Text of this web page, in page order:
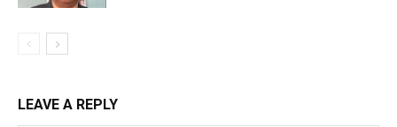
LEAVE A REPLY